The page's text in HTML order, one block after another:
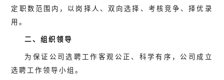
定职数范围内，以岗择人、双向选择、考核竞争、择优录
用。
二、组织领导
为保证公司选聘工作客观公正、科学有序，公司成立
选聘工作领导小组。